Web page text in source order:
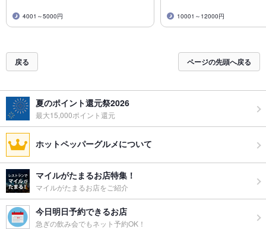
4001～5000円 10001～12000円
戻る ページの先頭へ戻る
夏のポイント還元祭2026
最大15,000ポイント還元
ホットペッパーグルメについて
マイルがたまるお店特集！
マイルがたまるお店をご紹介
今日明日予約できるお店
急ぎの飲み会でもネット予約OK！